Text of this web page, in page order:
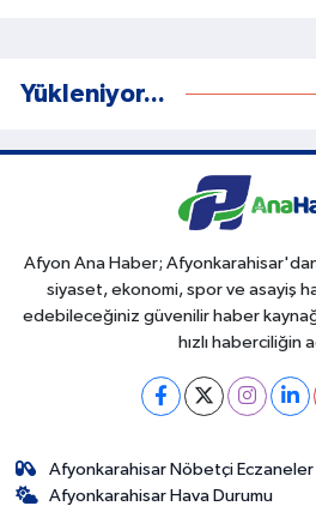
Yükleniyor...
Afyon Ana Haber;
siyaset, ekonomi, spor ve asayiş
edebileceğiniz güvenilir haber
hızlı haberciliğin
Afyonkarahisar Nöbetçi Eczaneler
Afyonkarahisar Hava Durumu